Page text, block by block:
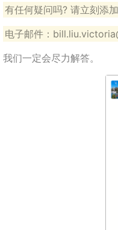
有任何疑问吗? 请立刻添
电子邮件：
我们一定会尽力解答。